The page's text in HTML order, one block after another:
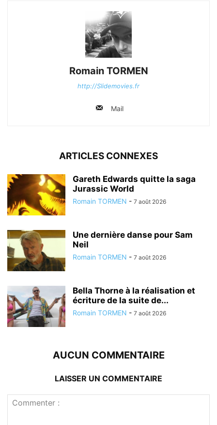
Romain TORMEN
http://Slidemovies.fr
Mail
ARTICLES CONNEXES
Gareth Edwards quitte la saga
Jurassic World
Romain TORMEN - 7 août 2026
Une dernière danse pour Sam
Neil
Romain TORMEN - 7 août 2026
Bella Thorne à la réalisation et
écriture de la suite de...
Romain TORMEN - 7 août 2026
AUCUN COMMENTAIRE
LAISSER UN COMMENTAIRE